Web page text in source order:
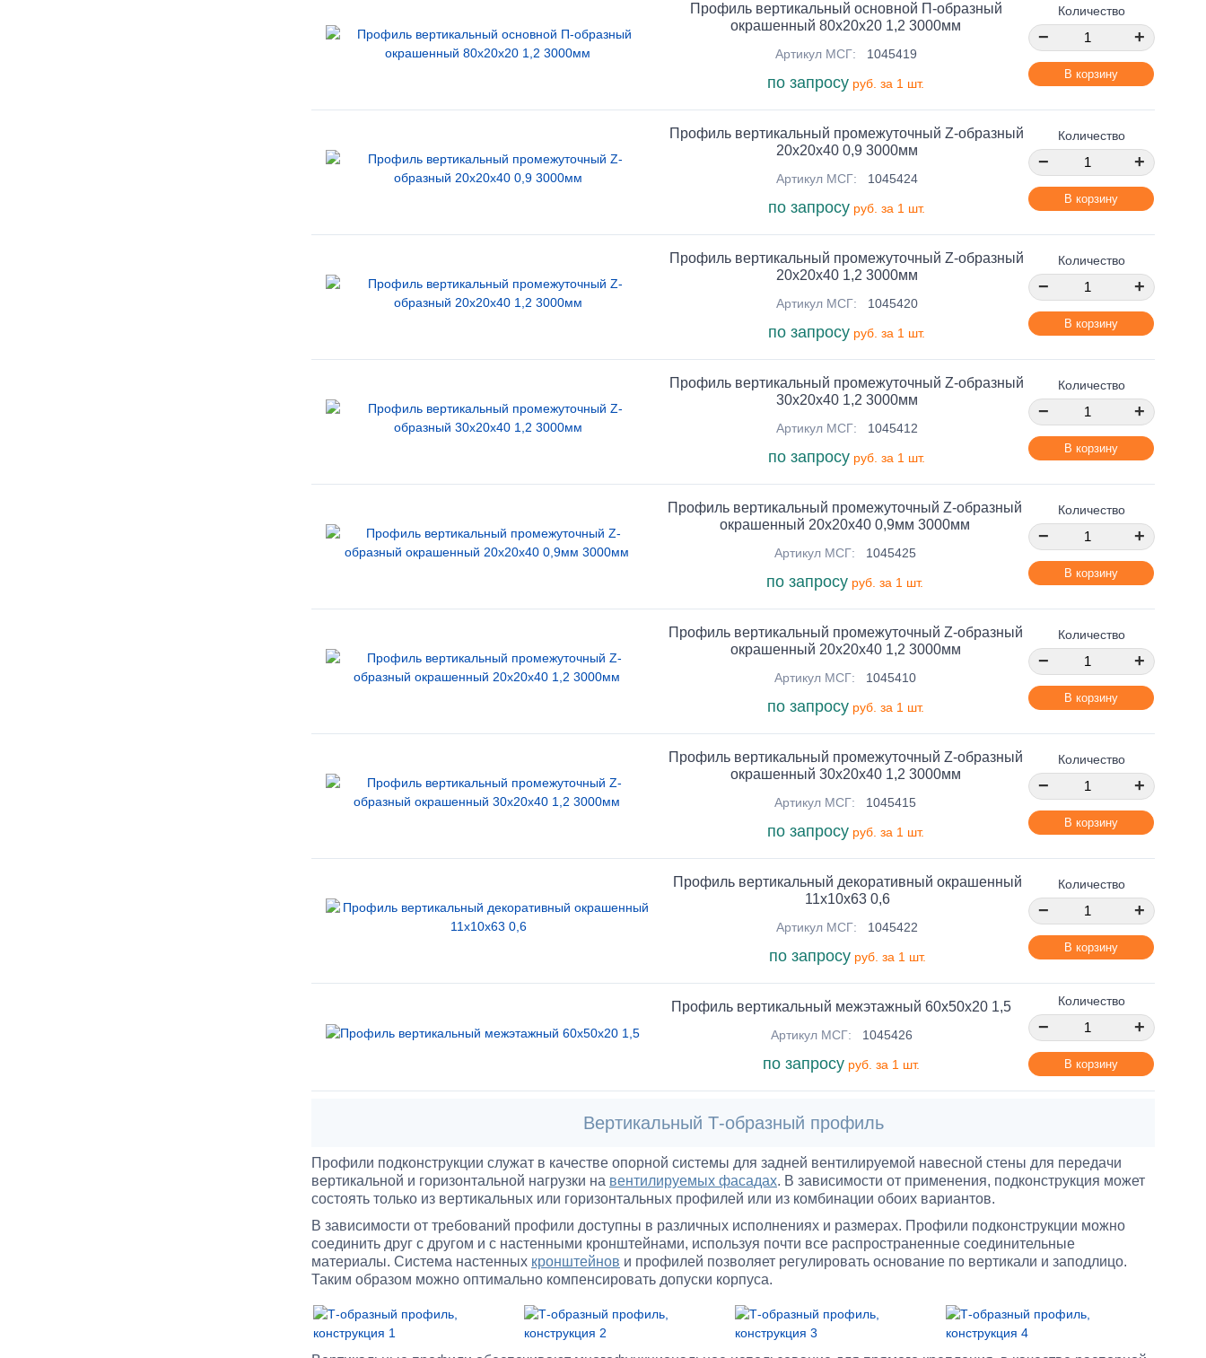
Профиль вертикальный основной П-образный
окрашенный 80х20х20 1,2 3000мм
Артикул МСГ: 1045419
по запросу руб. за 1 шт.
Количество
− +
В корзину
Профиль вертикальный промежуточный Z-образный
20х20х40 0,9 3000мм
Артикул МСГ: 1045424
по запросу руб. за 1 шт.
Количество
− +
В корзину
Профиль вертикальный промежуточный Z-образный
20х20х40 1,2 3000мм
Артикул МСГ: 1045420
по запросу руб. за 1 шт.
Количество
− +
В корзину
Профиль вертикальный промежуточный Z-образный
30х20х40 1,2 3000мм
Артикул МСГ: 1045412
по запросу руб. за 1 шт.
Количество
− +
В корзину
Профиль вертикальный промежуточный Z-образный
окрашенный 20х20х40 0,9мм 3000мм
Артикул МСГ: 1045425
по запросу руб. за 1 шт.
Количество
− +
В корзину
Профиль вертикальный промежуточный Z-образный
окрашенный 20х20х40 1,2 3000мм
Артикул МСГ: 1045410
по запросуруб. за 1 шт.
Количество
− +
В корзину
Профиль вертикальный промежуточный Z-образный
окрашенный 30х20х40 1,2 3000мм
Артикул МСГ: 1045415
по запросуруб. за 1 шт.
Количество
− +
В корзину
Профиль вертикальный декоративный окрашенный
11х10х63 0,6
Артикул МСГ: 1045422
по запросуруб. за 1 шт.
Количество
− +
В корзину
Профиль вертикальный межэтажный 60х50х20 1,5
Артикул МСГ: 1045426
по запросу руб. за 1 шт.
Количество
− +
В корзину
Вертикальный Т-образный профиль
Профили подконструкции служат в качестве опорной системы для задней вентилируемой навесной стены для передачи
вертикальной и горизонтальной нагрузки на вентилируемых фасадах. В зависимости от применения, подконструкция может
состоять только из вертикальных или горизонтальных профилей или из комбинации обоих вариантов.
В зависимости от требований профили доступны в различных исполнениях и размерах. Профили подконструкции можно
соединить друг с другом и с настенными кронштейнами, используя почти все распространенные соединительные
материалы. Система настенных кронштейнов и профилей позволяет регулировать основание по вертикали и заподлицо.
Таким образом можно оптимально компенсировать допуски корпуса.